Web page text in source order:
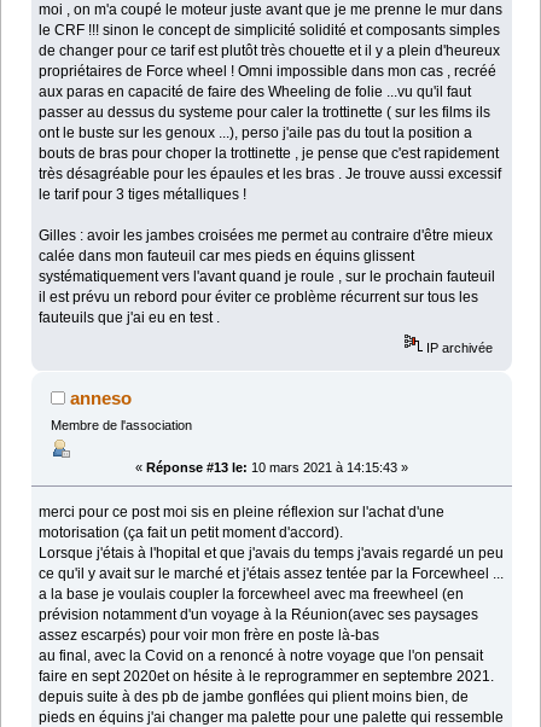
moi , on m'a coupé le moteur juste avant que je me prenne le mur dans
le CRF !!! sinon le concept de simplicité solidité et composants simples
de changer pour ce tarif est plutôt très chouette et il y a plein d'heureux
propriétaires de Force wheel ! Omni impossible dans mon cas , recréé
aux paras en capacité de faire des Wheeling de folie ...vu qu'il faut
passer au dessus du systeme pour caler la trottinette ( sur les films ils
ont le buste sur les genoux ...), perso j'aile pas du tout la position a
bouts de bras pour choper la trottinette , je pense que c'est rapidement
très désagréable pour les épaules et les bras . Je trouve aussi excessif
le tarif pour 3 tiges métalliques !
Gilles : avoir les jambes croisées me permet au contraire d'être mieux
calée dans mon fauteuil car mes pieds en équins glissent
systématiquement vers l'avant quand je roule , sur le prochain fauteuil
il est prévu un rebord pour éviter ce problème récurrent sur tous les
fauteuils que j'ai eu en test .
IP archivée
anneso
Membre de l'association
« Réponse #13 le: 10 mars 2021 à 14:15:43 »
merci pour ce post moi sis en pleine réflexion sur l'achat d'une
motorisation (ça fait un petit moment d'accord).
Lorsque j'étais à l'hopital et que j'avais du temps j'avais regardé un peu
ce qu'il y avait sur le marché et j'étais assez tentée par la Forcewheel ...
a la base je voulais coupler la forcewheel avec ma freewheel (en
prévision notamment d'un voyage à la Réunion(avec ses paysages
assez escarpés) pour voir mon frère en poste là-bas
au final, avec la Covid on a renoncé à notre voyage que l'on pensait
faire en sept 2020et on hésite à le reprogrammer en septembre 2021.
depuis suite à des pb de jambe gonflées qui plient moins bien, de
pieds en équins j'ai changer ma palette pour une palette qui ressemble